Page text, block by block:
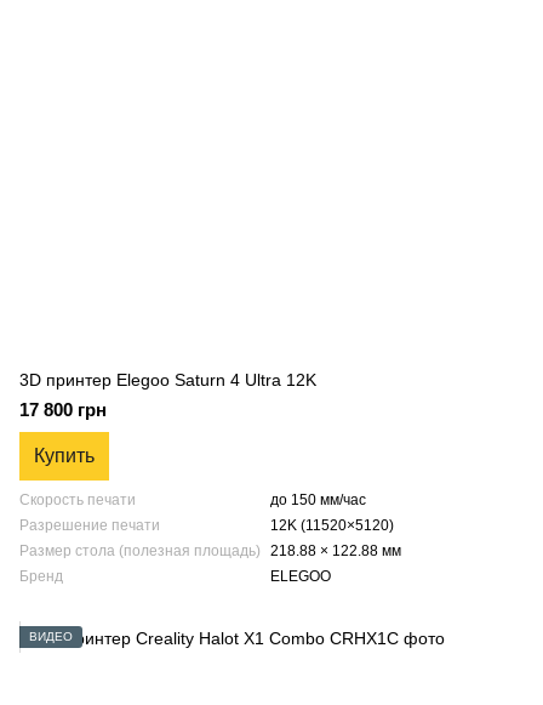
3D принтер Elegoo Saturn 4 Ultra 12K
17 800 грн
Купить
Скорость печати
до 150 мм/час
Разрешение печати
12K (11520×5120)
Размер стола (полезная площадь)
218.88 × 122.88 мм
Бренд
ELEGOO
ВИДЕО